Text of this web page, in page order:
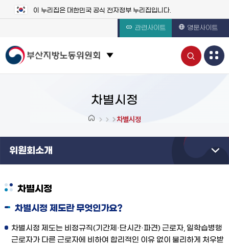
이 누리집은 대한민국 공식 전자정부 누리집입니다.
관련사이트 영문사이트
관련 사이트 목록 보기
통
합
열
차별시정
차별시정
위원회소개
차별시정
차별시정 제도란 무엇인가요?
차별시정 제도는 비정규직(기간제·단시간·파견) 근로자, 일학습병행
근로자가 다른 근로자에 비하여 합리적인 이유 없이 불리하게 처우받